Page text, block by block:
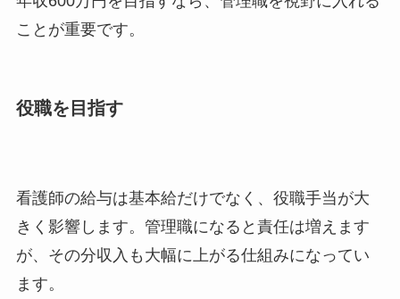
ことが重要です。
役職を目指す
看護師の給与は基本給だけでなく、役職手当が大
きく影響します。管理職になると責任は増えます
が、その分収入も大幅に上がる仕組みになってい
ます。